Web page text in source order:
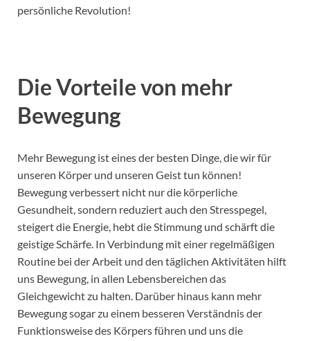
persönliche Revolution!
Die Vorteile von mehr
Bewegung
Mehr Bewegung ist eines der besten Dinge, die wir für
unseren Körper und unseren Geist tun können!
Bewegung verbessert nicht nur die körperliche
Gesundheit, sondern reduziert auch den Stresspegel,
steigert die Energie, hebt die Stimmung und schärft die
geistige Schärfe. In Verbindung mit einer regelmäßigen
Routine bei der Arbeit und den täglichen Aktivitäten hilft
uns Bewegung, in allen Lebensbereichen das
Gleichgewicht zu halten. Darüber hinaus kann mehr
Bewegung sogar zu einem besseren Verständnis der
Funktionsweise des Körpers führen und uns die